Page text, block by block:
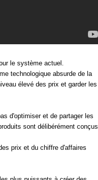
le système actuel.
technologique absurde de la
élevé des prix et garder les
d'optimiser et de partager les
sont délibérément conçus
prix et du chiffre d'affaires